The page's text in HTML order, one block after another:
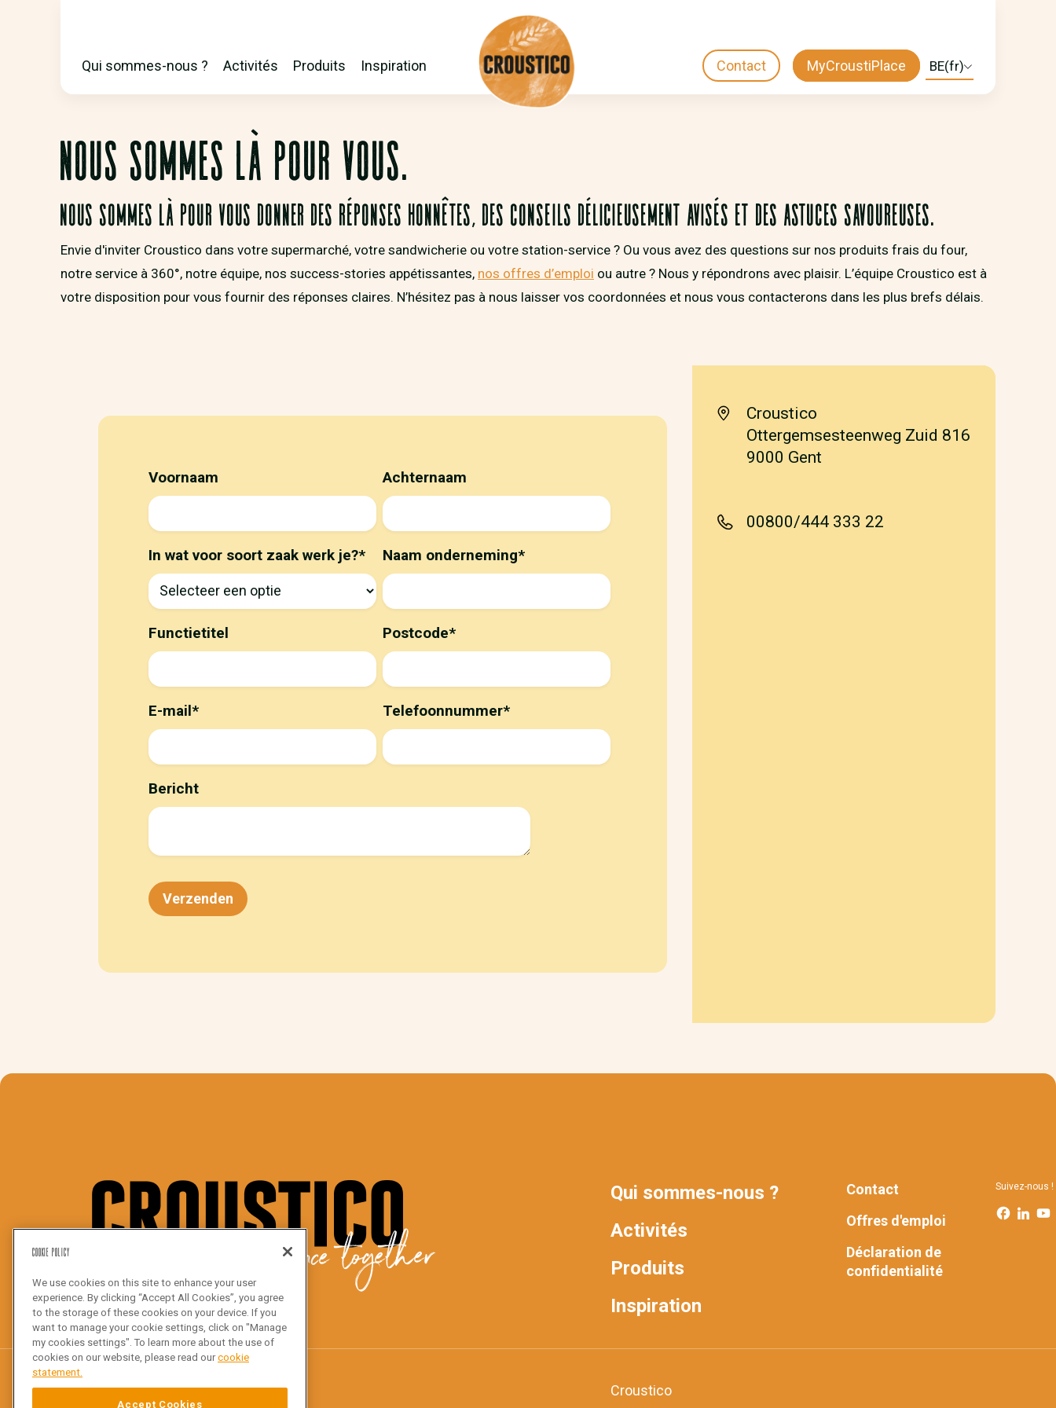
MAIN
NAVIGATION
Qui sommes-nous ? Activités Produits Inspiration
CTA
Contact MyCroustiPlace
Select
NOUS SOMMES LÀ POUR VOUS.
Nous sommes là pour vous donner des réponses honnêtes, des conseils délicieusement avisés et des astuces savoureuses.
Envie d'inviter Croustico dans votre supermarché, votre sandwicherie ou votre station-service ? Ou vous avez des questions sur nos produits frais du four,
notre service à 360°, notre équipe, nos success-stories appétissantes, nos offres d’emploi ou autre ? Nous y répondrons avec plaisir. L’équipe Croustico est à
votre disposition pour vous fournir des réponses claires. N’hésitez pas à nous laisser vos coordonnées et nous vous contacterons dans les plus brefs délais.
Voornaam Achternaam
In wat voor soort zaak werk je?* Naam onderneming*
Functietitel Postcode*
E-mail* Telefoonnummer*
Bericht
Croustico
Ottergemsesteenweg Zuid 816
9000 Gent
00800/444 333 22
We bake the difference together
MAIN
NAV
Qui sommes-nous ?
Activités
Produits
Inspiration
FOOTER
Contact
Offres d'emploi
Déclaration de
confidentialité
Suivez-nous !
Croustico
Cookie Policy
We use cookies on this site to enhance your user
experience. By clicking “Accept All Cookies”, you agree
to the storage of these cookies on your device. If you
want to manage your cookie settings, click on "Manage
my cookies settings". To learn more about the use of
cookies on our website, please read ourcookie
statement.
Accept Cookies